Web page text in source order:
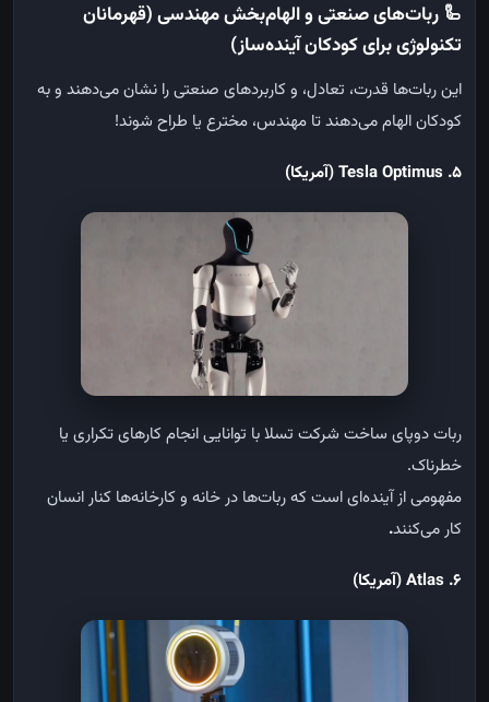
🦾 ربات‌های صنعتی و الهام‌بخش مهندسی (قهرمانان
تکنولوژی برای کودکان آینده‌ساز)
این ربات‌ها قدرت، تعادل، و کاربردهای صنعتی را نشان می‌دهند و به
کودکان الهام می‌دهند تا مهندس، مخترع یا طراح شوند!
5. Tesla Optimus ( آمریکا)
رباتدوپای ساخت شرکت تسلابا تواناییانجامکارهایتکراری یا
خطرناک.
مفهومیازآینده‌ایاستکهربات‌ها درخانه وکارخانه‌ها کنارانسان
کارمی‌کنند.
6. Atlas ( آمریکا)